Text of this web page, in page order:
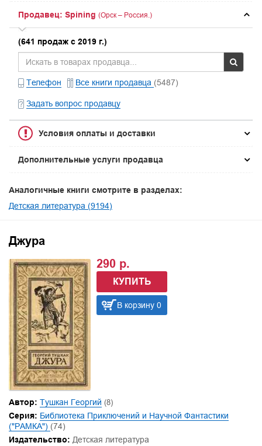
Продавец: Spining (Орск – Россия.)
(641 продаж с 2019 г.)
Телефон Все книги продавца (5487)
Задать вопрос продавцу
Условия оплаты и доставки
Дополнительные услуги продавца
Аналогичные книги смотрите в разделах:
Детская литература (9194)
Джура
290 р.
КУПИТЬ
В корзину 0
Автор: Тушкан Георгий (8)
Серия: Библиотека Приключений и Научной Фантастики
("РАМКА") (74)
Издательство: Детская литература